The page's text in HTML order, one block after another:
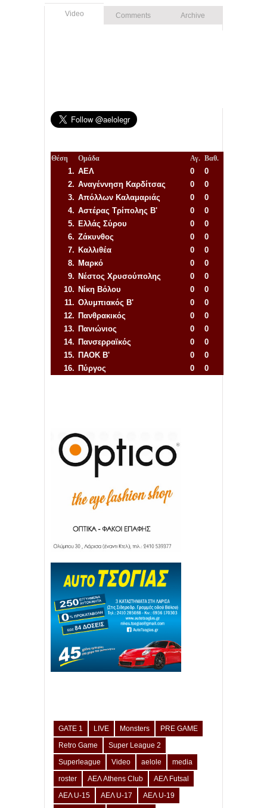
Video Comments Archive
Θέση Ομάδα Αγ. Βαθ.
1. ΑΕΛ 0
0
2. Αναγέννηση Καρδίτσας 0
0
3. Απόλλων Καλαμαριάς 0
0
4. Αστέρας Τρίπολης Β' 0
0
5. Ελλάς Σύρου 0
0
6. Ζάκυνθος 0
0
7. Καλλιθέα 0
0
8. Μαρκό 0
0
9. Νέστος Χρυσούπολης 0
0
10. Νίκη Βόλου 0
0
11. Ολυμπιακός Β' 0
0
12. Πανθρακικός 0
0
13. Πανιώνιος 0
0
14. Πανσερραϊκός 0
0
15. ΠΑΟΚ Β' 0
0
16. Πύργος 0
0
GATE 1 LIVE Monsters
PRE GAME
Retro Game
Super League 2
Superleague
Video aelole
media
roster
ΑΕΛ Athens Club
ΑΕΛ Futsal
ΑΕΛ U-15
ΑΕΛ U-17
ΑΕΛ U-19